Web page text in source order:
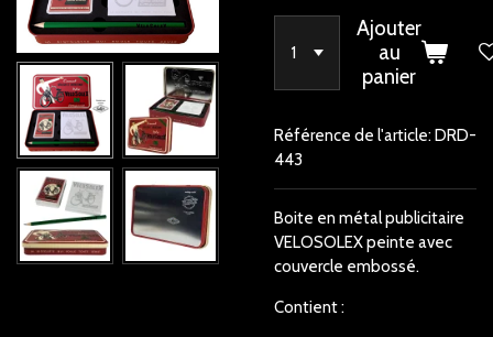
Ajouter
au
panier
Référence de l'article:DRD-
443
Boite en métal publicitaire
VELOSOLEX peinte avec
couvercle embossé.
Contient :